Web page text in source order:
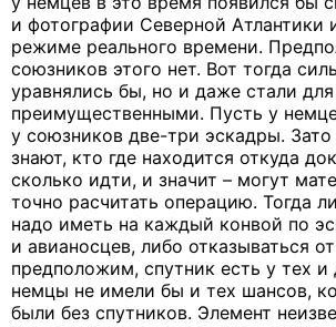
и фотографии Северной Атлантики
режиме реального времени.
союзников этого нет. Вот тогда
уравнялись бы, но и даже стали
преимущественными. Пусть у
у союзников две-три эскадры.
знают, кто где находится откуда
сколько идти, и значит – могут
точно расчитать операцию. Тогда
надо иметь на каждый конвой по
и авианосцев, либо отказываться
предположим, спутник есть у тех и
немцы не имели бы и тех шансов,
были без спутников. Элемент